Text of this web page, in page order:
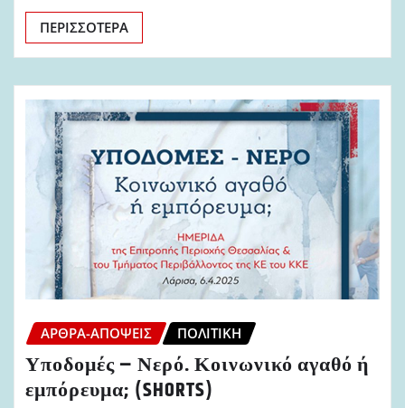
ΠΕΡΙΣΣΌΤΕΡΑ
ΆΡΘΡΑ-ΑΠΌΨΕΙΣ ΠΟΛΙΤΙΚΉ
Υποδομές – Νερό. Κοινωνικό αγαθό ή
εμπόρευμα; (SHORTS)